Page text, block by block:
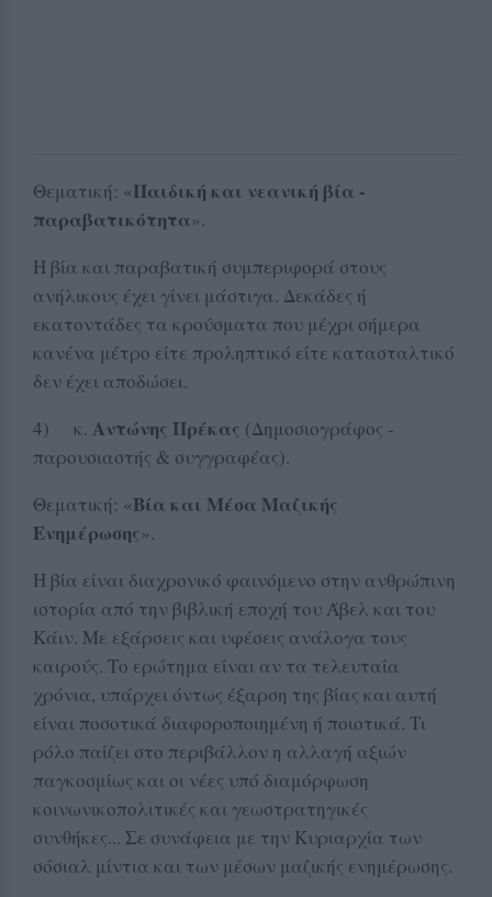
Θεματική: «Παιδική και νεανική βία -
παραβατικότητα».
Η βία και παραβατική συμπεριφορά στους
ανήλικους έχει γίνει μάστιγα. Δεκάδες ή
εκατοντάδες τα κρούσματα που μέχρι σήμερα
κανένα μέτρο είτε προληπτικό είτε κατασταλτικό
δεν έχει αποδώσει.
4) κ. Αντώνης Πρέκας (Δημοσιογράφος -
παρουσιαστής & συγγραφέας).
Θεματική: «Βία και Μέσα Μαζικής
Ενημέρωσης».
Η βία είναι διαχρονικό φαινόμενο στην ανθρώπινη
ιστορία από την βιβλική εποχή του Άβελ και του
Κάιν. Με εξάρσεις και υφέσεις ανάλογα τους
καιρούς. Το ερώτημα είναι αν τα τελευταία
χρόνια, υπάρχει όντως έξαρση της βίας και αυτή
είναι ποσοτικά διαφοροποιημένη ή ποιοτικά. Τι
ρόλο παίζει στο περιβάλλον η αλλαγή αξιών
παγκοσμίως και οι νέες υπό διαμόρφωση
κοινωνικοπολιτικές και γεωστρατηγικές
συνθήκες... Σε συνάφεια με την Κυριαρχία των
σόσιαλ μίντια και των μέσων μαζικής ενημέρωσης.